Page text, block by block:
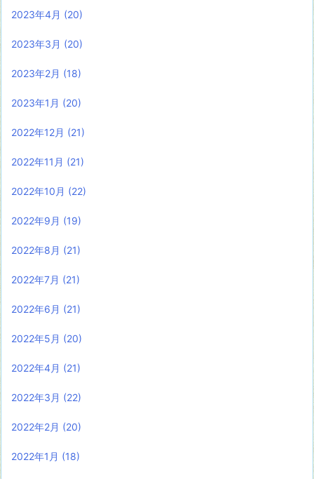
2023年4月 (20)
2023年3月 (20)
2023年2月 (18)
2023年1月 (20)
2022年12月 (21)
2022年11月 (21)
2022年10月 (22)
2022年9月 (19)
2022年8月 (21)
2022年7月 (21)
2022年6月 (21)
2022年5月 (20)
2022年4月 (21)
2022年3月 (22)
2022年2月 (20)
2022年1月 (18)